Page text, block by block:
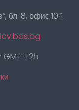
бл. 8, офис 104
GMT +2h